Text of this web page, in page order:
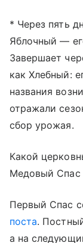
* Через пять
Яблочный —
Завершает
как Хлебный:
названия
отражали
сбор урожая.
Какой
Медовый Спас
Первый Спас
поста.
а на